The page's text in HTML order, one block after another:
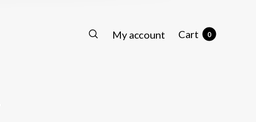
My account Cart 0